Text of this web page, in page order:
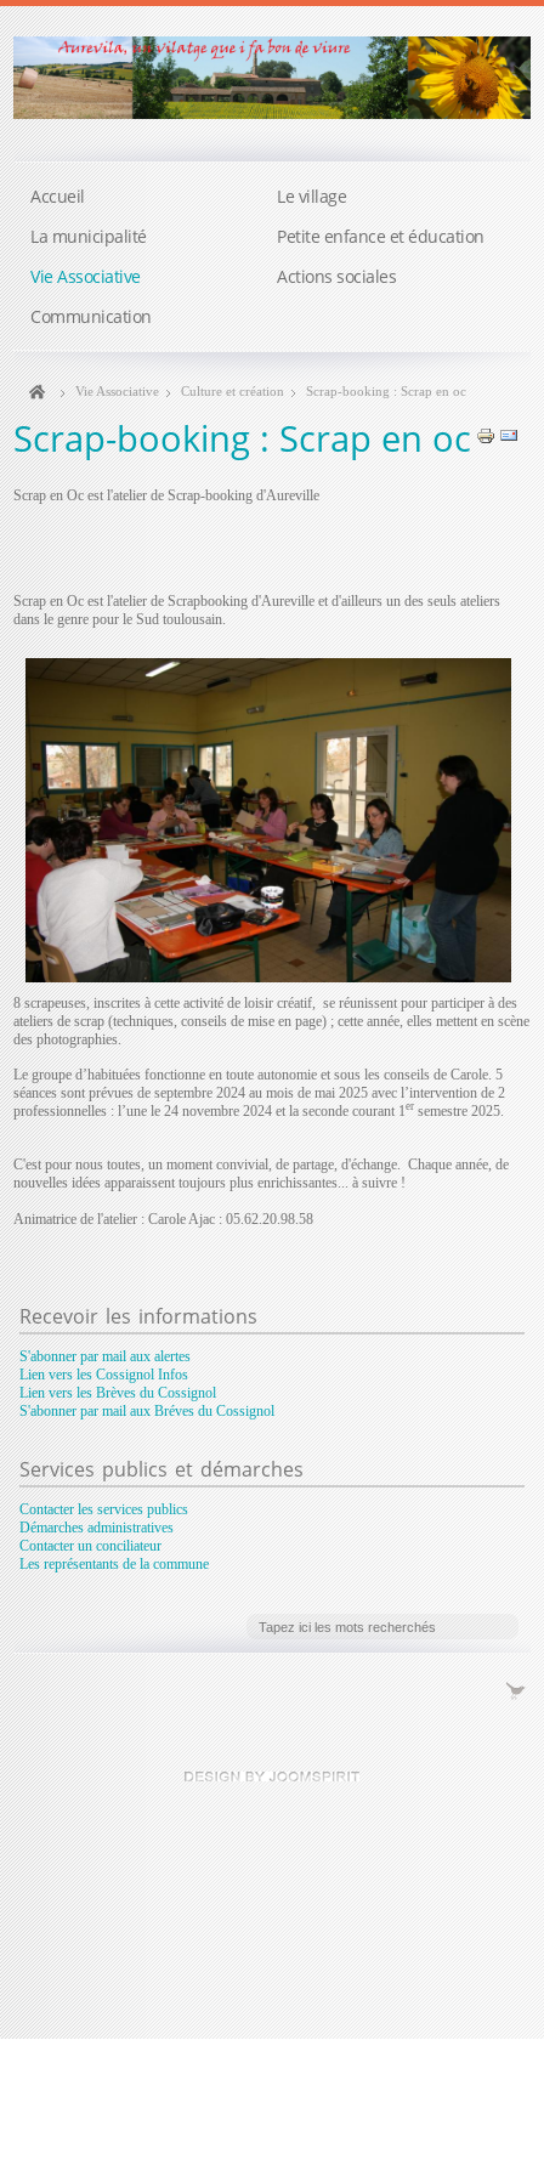
Accueil
Le village
La municipalité
Petite enfance et éducation
Vie Associative
Actions sociales
Communication
Vie Associative Culture et création Scrap-booking : Scrap en oc
Scrap-booking : Scrap en oc
Scrap en Oc est l'atelier de Scrap-booking d'Aureville
Scrap en Oc est l'atelier de Scrapbooking d'Aureville et d'ailleurs un des seuls ateliers
dans le genre pour le Sud toulousain.
8 scrapeuses, inscrites à cette activité de loisir créatif, se réunissent pour participer à des
ateliers de scrap (techniques, conseils de mise en page) ; cette année, elles mettent en scène
des photographies.
Le groupe d’habituées fonctionne en toute autonomie et sous les conseils de Carole. 5
séances sont prévues de septembre 2024 au mois de mai 2025 avec l’intervention de 2
professionnelles : l’une le 24 novembre 2024 et la seconde courant 1er semestre 2025.
C'est pour nous toutes, un moment convivial, de partage, d'échange. Chaque année, de
nouvelles idées apparaissent toujours plus enrichissantes... à suivre !
Animatrice de l'atelier : Carole Ajac : 05.62.20.98.58
Recevoirles informations
S'abonner par mail aux alertes
Lien vers les Cossignol Infos
Lien vers les Brèves du Cossignol
S'abonner par mail aux Bréves du Cossignol
Servicespublics et démarches
Contacter les services publics
Démarches administratives
Contacter un conciliateur
Les représentants de la commune